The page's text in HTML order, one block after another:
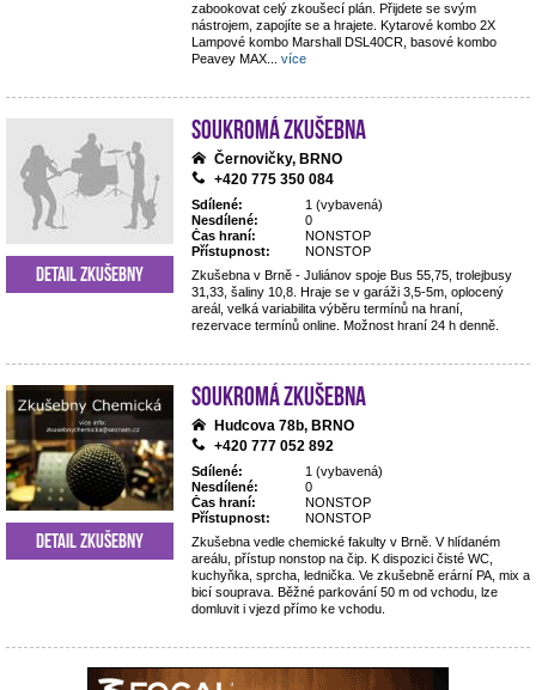
zabookovat celý zkoušecí plán. Přijdete se svým
nástrojem, zapojíte se a hrajete. Kytarové kombo 2X
Lampové kombo Marshall DSL40CR, basové kombo
Peavey MAX
více
Soukromá zkušebna
Černovičky, BRNO
+420 775 350 084
Sdílené:
1 (vybavená)
Nesdílené:
0
Čas hraní:
NONSTOP
Přístupnost:
NONSTOP
Zkušebna v Brně - Juliánov spoje Bus 55,75, trolejbusy
31,33, šaliny 10,8. Hraje se v garáži 3,5-5m, oplocený
areál, velká variabilita výběru termínů na hraní,
rezervace termínů online. Možnost hraní 24 h denně.
Detail zkušebny
Soukromá zkušebna
Hudcova 78b, BRNO
+420 777 052 892
Sdílené:
1 (vybavená)
Nesdílené:
0
Čas hraní:
NONSTOP
Přístupnost:
NONSTOP
Zkušebna vedle chemické fakulty v Brně. V hlídaném
areálu, přístup nonstop na čip. K dispozici čisté WC,
kuchyňka, sprcha, lednička. Ve zkušebně erární PA, mix a
bicí souprava. Běžné parkování 50 m od vchodu, lze
domluvit i vjezd přímo ke vchodu.
Detail zkušebny